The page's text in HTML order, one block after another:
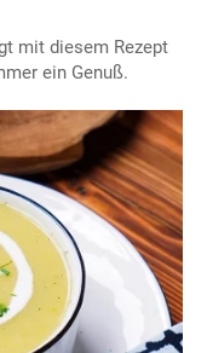
mit diesem Rezept
ein Genuß.